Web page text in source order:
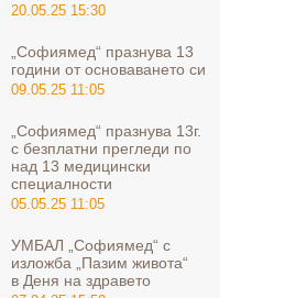
20.05.25 15:30
„Софиямед“ празнува 13
години от основаването си
09.05.25 11:05
„Софиямед“ празнува 13г.
с безплатни прегледи по
над 13 медицински
специалности
05.05.25 11:05
УМБАЛ „Софиямед“ с
изложба „Пазим живота“
в Деня на здравето